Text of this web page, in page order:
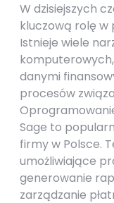
W dzisiejszych
kluczową rolę w
Istnieje wiele
danymi
procesów
Sage to
firmy w Polsce.
umożliwiające
generowanie
zarządzanie